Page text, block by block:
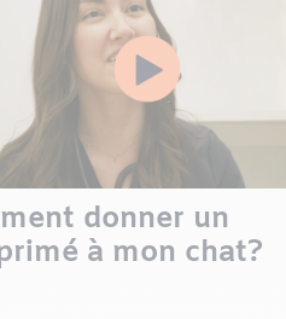
donner un
à mon chat?